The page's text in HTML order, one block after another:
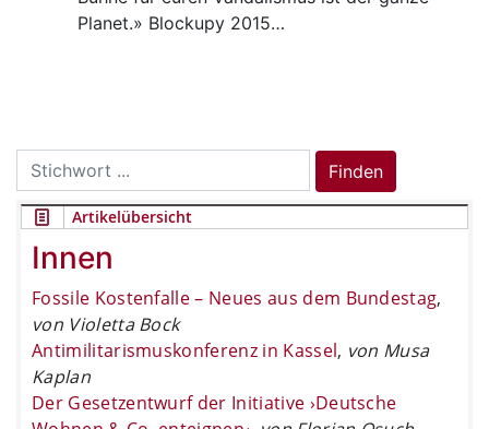
Planet.» Blockupy 2015…
Search
for:
Finden
Artikelübersicht
Innen
Fossile Kostenfalle – Neues aus dem Bundestag,
von Violetta Bock
Antimilitarismuskonferenz in Kassel, von Musa
Kaplan
Der Gesetzentwurf der Initiative ›Deutsche